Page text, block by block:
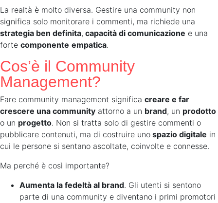
La realtà è molto diversa. Gestire una community non
significa solo monitorare i commenti, ma richiede una
strategia ben definita, capacità di comunicazione e una
forte componente empatica.
Cos’è il Community
Management?
Fare community management significa creare e far
crescere una community attorno a un brand, un prodotto
o un progetto. Non si tratta solo di gestire commenti o
pubblicare contenuti, ma di costruire uno spazio digitale in
cui le persone si sentano ascoltate, coinvolte e connesse.
Ma perché è così importante?
Aumenta la fedeltà al brand. Gli utenti si sentono
parte di una community e diventano i primi promotori